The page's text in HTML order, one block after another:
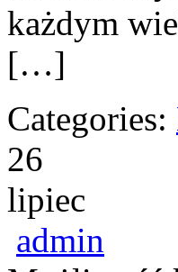
każdym
[…]
Categories:
26
lipiec
admin